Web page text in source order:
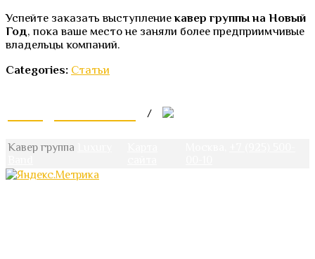
Успейте заказать выступлениекавер группы на Новый
Год, пока ваше место не заняли более предприимчивые
владельцы компаний.
Categories: Статьи
/
Кавер группа